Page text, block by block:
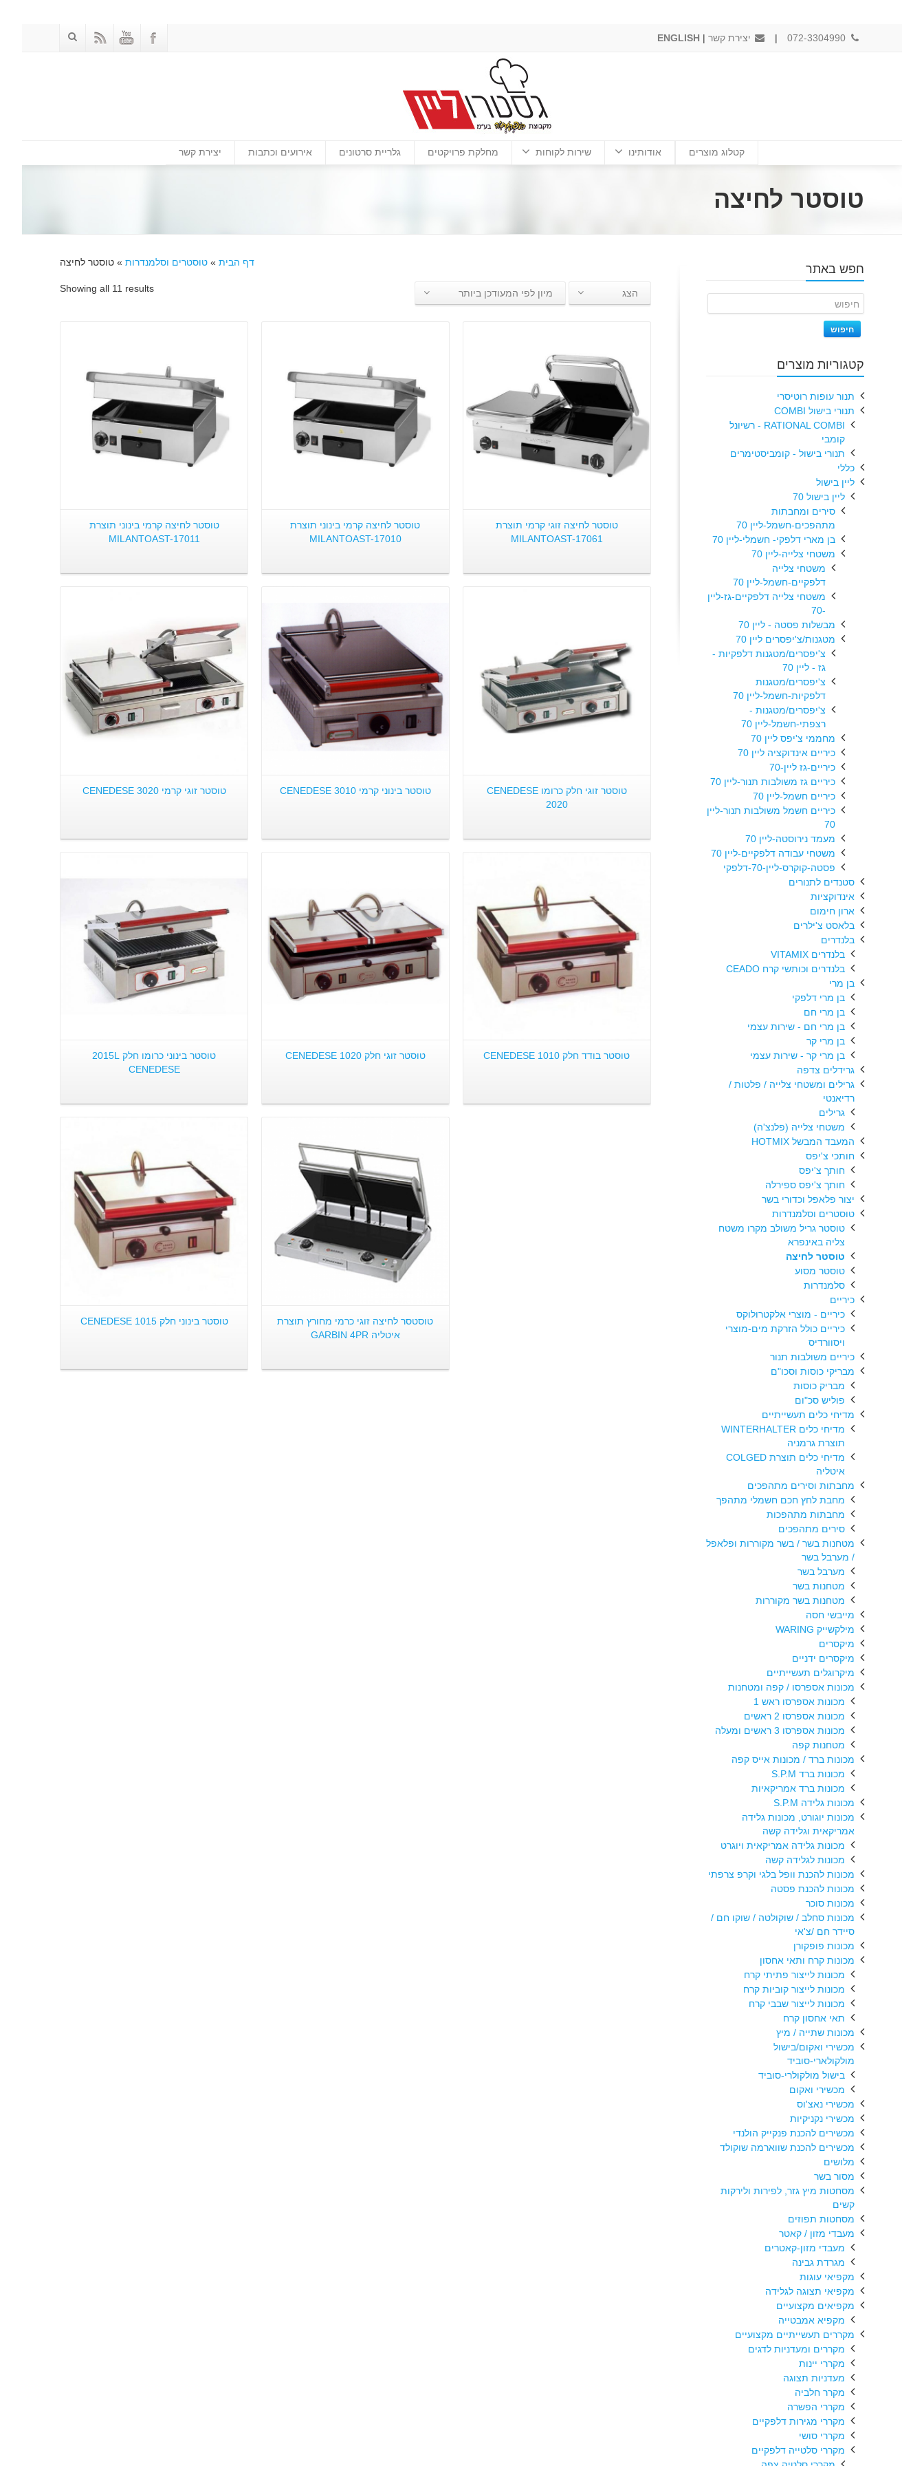
| יצירת קשר |
ENGLISH
קטלוג מוצרים אודותינו שירות לקוחות מחלקת פרויקטים גלריית סרטונים אירועים וכתבות יצירת קשר
טוסטר לחיצה
דף הבית » טוסטרים וסלמנדרות » טוסטר לחיצה
Showing all 11 results הצג מיון לפי המעודכן ביותר
טוסטר לחיצה קרמי בינוני תוצרת
MILANTOAST-17011
טוסטר לחיצה קרמי בינוני תוצרת
MILANTOAST-17010
פרטים:
טוסטר לחיצה זוגי קרמי תוצרת
MILANTOAST-17061
טוסטר זוגי קרמי CENEDESE 3020
פרטים:
טוסטר בינוני קרמי CENEDESE 3010
טוסטר זוגי חלק כרומו CENEDESE
2020
טוסטר בינוני כרומו חלק 2015L
CENEDESE
טוסטר זוגי חלק CENEDESE 1020
פרטים:
טוסטר בודד חלק CENEDESE 1010
פרטים:
טוסטר בינוני חלק CENEDESE 1015
פרטים:
טוסטסר לחיצה זוגי כרמי מחורץ תוצרת
איטליה GARBIN 4PR
חפש באתר
חיפוש
קטגוריות מוצרים
תנור עופות רוטיסרי
תנורי בישול COMBI
RATIONAL COMBI - רשיונל
קומבי
תנורי בישול - קומביסטימרים
כללי
ליין בישול
ליין בישול 70
סירים ומחבתות
מתהפכים-חשמל-ליין 70
בן מארי דלפקי- חשמלי-ליין 70
משטחי צלייה-ליין 70
משטחי צלייה
דלפקיים-חשמל-ליין 70
משטחי צלייה דלפקיים-גז-ליין
-70
מבשלות פסטה - ליין 70
מטגנות/צ'יפסרים ליין 70
צ'יפסרים/מטגנות דלפקיות -
גז - ליין 70
צ'יפסרים/מטגנות
דלפקיות-חשמל-ליין 70
צ'יפסרים/מטגנות -
רצפתי-חשמל-ליין 70
מחממי צ'יפס ליין 70
כיריים אינדוקציה ליין 70
כיריים-גז ליין-70
כיריים גז משולבות תנור-ליין 70
כיריים חשמל-ליין 70
כיריים חשמל משולבות תנור-ליין
70
מעמד נירוסטה-ליין 70
משטחי עבודה דלפקיים-ליין 70
פסטה-קוקרס-ליין-70-דלפקי
סטנדים לתנורים
אינדוקציות
ארון חימום
בלאסט צ'ילרים
בלנדרים
בלנדרים VITAMIX
בלנדרים וכותשי קרח CEADO
בן מרי
בן מרי דלפקי
בן מרי חם
בן מרי חם - שירות עצמי
בן מרי קר
בן מרי קר - שירות עצמי
גרידלים צדפה
גרילים ומשטחי צלייה / פלטות /
רדיאנטי
גרילים
משטחי צלייה (פלנצ'ה)
המעבד המבשל HOTMIX
חותכי צ'יפס
חותך צ'יפס
חותך צ'יפס ספירלה
יצור פלאפל וכדורי בשר
טוסטרים וסלמנדרות
טוסטר גריל משולב מקרו משטח
צליה באינפרא
טוסטר לחיצה
טוסטר מסוע
סלמנדרות
כיריים
כיריים - מוצרי אלקטרולוקס
כיריים כולל הזרקת מים-מוצרי
ויסוורדיס
כיריים משולבות תנור
מבריקי כוסות וסכו"ם
מבריק כוסות
פוליש סכ"ום
מדיחי כלים תעשייתיים
מדיחי כלים WINTERHALTER
תוצרת גרמניה
מדיחי כלים תוצרת COLGED
איטליה
מחבתות וסירים מתהפכים
מחבת לחץ חכם חשמלי מתהפך
מחבתות מתהפכות
סירים מתהפכים
מטחנות בשר / בשר מקוררות ופלאפל
/ מערבל בשר
מערבל בשר
מטחנות בשר
מטחנות בשר מקוררות
מייבשי חסה
מילקשייק WARING
מיקסרים
מיקסרים ידניים
מיקרוגלים תעשייתיים
מכונות אספרסו / קפה ומטחנות
מכונות אספרסו ראש 1
מכונות אספרסו 2 ראשים
מכונות אספרסו 3 ראשים ומעלה
מטחנות קפה
מכונות ברד / מכונות אייס קפה
מכונות ברד S.P.M
מכונות ברד אמריקאיות
מכונות גלידה S.P.M
מכונות יוגורט, מכונות גלידה
אמריקאית וגלידה קשה
מכונות גלידה אמריקאית ויוגרט
מכונות לגלידה קשה
מכונות להכנת וופל בלגי וקרפ צרפתי
מכונות להכנת פסטה
מכונות סוכר
מכונות סחלב / שוקולטה / שוקו חם /
סיידר חם /צ'אי
מכונות פופקורן
מכונות קרח ותאי אחסון
מכונות לייצור פתיתי קרח
מכונות לייצור קוביות קרח
מכונות לייצור שבבי קרח
תאי אחסון קרח
מכונות שתייה / מיץ
מכשירי ואקום/בישול
מולקולארי-סוביד
בישול מולקולרי-סוביד
מכשירי ואקום
מכשירי נאצ'וס
מכשירי נקניקיות
מכשירים להכנת פנקייק הולנדי
מכשירים להכנת שווארמה שוקולד
מלושים
מסור בשר
מסחטות מיץ גזר, לפירות ולירקות
קשים
מסחטות תפוזים
מעבדי מזון / קאטר
מעבדי מזון-קאטרים
מגרדת גבינה
מקפיאי עוגות
מקפיאי תצוגה לגלידה
מקפיאים מקצועיים
מקפיא אמבטייה
מקררים תעשייתיים מקצועיים
מקררים ומעדניות לדגים
מקררי יינות
מעדניות תצוגה
מקרר חלביה
מקררי הפשרה
מקררי מגירות דלפקיים
מקררי סושי
מקררי סלטייה דלפקיים